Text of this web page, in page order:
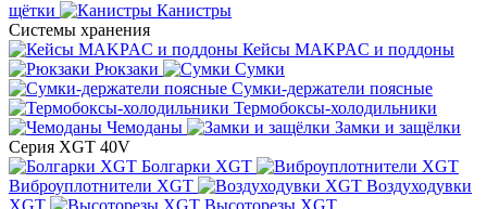
щётки
Канистры
Системы хранения
Кейсы MAKPAC и поддоны
Рюкзаки
Сумки
Сумки-держатели поясные
Термобоксы-холодильники
Чемоданы
Замки и защёлки
Серия XGT 40V
Болгарки XGT
Виброуплотнители XGT
Воздуходувки
XGT
Высоторезы XGT